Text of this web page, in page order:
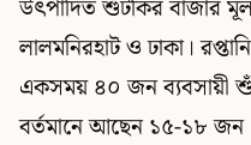
উৎপাদিত শুঁটকির বাজার
লালমনিরহাট ও ঢাকা।
একসময় ৪০ জন ব্যবসায়ী
বর্তমানে আছেন ১৫-১৮